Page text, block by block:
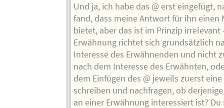
Und ja, ich habe das @ erst eingefügt,
fand, dass meine Antwort für ihn einen
bietet, aber das ist im Prinzip irrelevant
Erwähnung richtet sich grundsätzlich
Interesse des Erwähnenden und nicht
nach dem Interesse des Erwähnten,
dem Einfügen des @ jeweils zuerst eine
schreiben und nachfragen, ob
an einer Erwähnung interessiert ist?